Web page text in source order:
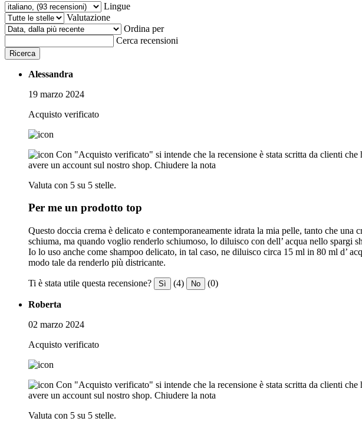
Lingue
Valutazione
Ordina per
Cerca recensioni
Ricerca
Alessandra
19 marzo 2024
Acquisto verificato
Con "Acquisto verificato" si intende che la recensione è stata scritta da clienti
avere un account sul nostro shop. Chiudere la nota
Valuta con 5 su 5 stelle.
Per me un prodotto top
Questo doccia crema è delicato e contemporaneamente idrata la mia pelle, tanto che
schiuma, ma quando voglio renderlo schiumoso, lo diluisco con dell’ acqua nello spargi
Io lo uso anche come shampoo delicato, in tal caso, ne diluisco circa 15 ml in 80 ml d’
modo tale da renderlo più districante.
Ti è stata utile questa recensione? Sì (4) No (0)
Roberta
02 marzo 2024
Acquisto verificato
Con "Acquisto verificato" si intende che la recensione è stata scritta da clienti
avere un account sul nostro shop. Chiudere la nota
Valuta con 5 su 5 stelle.